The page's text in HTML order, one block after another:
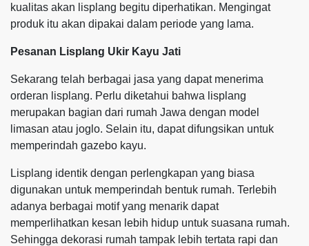
kualitas akan lisplang begitu diperhatikan. Mengingat
produk itu akan dipakai dalam periode yang lama.
Pesanan Lisplang Ukir Kayu Jati
Sekarang telah berbagai jasa yang dapat menerima
orderan lisplang. Perlu diketahui bahwa lisplang
merupakan bagian dari rumah Jawa dengan model
limasan atau joglo. Selain itu, dapat difungsikan untuk
memperindah gazebo kayu.
Lisplang identik dengan perlengkapan yang biasa
digunakan untuk memperindah bentuk rumah. Terlebih
adanya berbagai motif yang menarik dapat
memperlihatkan kesan lebih hidup untuk suasana rumah.
Sehingga dekorasi rumah tampak lebih tertata rapi dan